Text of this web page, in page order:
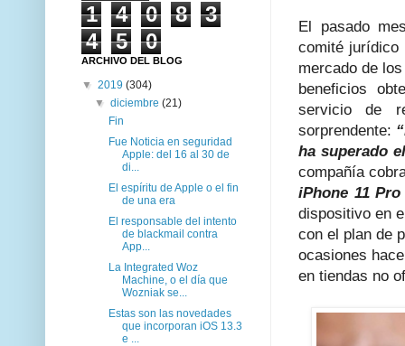
El pasado
comité
mercado de
beneficios
servicio de
sorprendente:
ha superado
compañía
iPhone 11
dispositivo en
con el plan de
ocasiones
en tiendas no
1 4 0 8
3
4
5 0
ARCHIVO DEL BLOG
▼ 2019 (304)
▼diciembre(21)
Fin
Fue Noticia en seguridad
Apple: del 16 al 30 de
di...
El espíritu de Apple o el fin
de una era
El responsable del intento
de blackmail contra
App...
La Integrated Woz
Machine, o el día que
Wozniak se...
Estas son las novedades
que incorporan iOS 13.3
e ...